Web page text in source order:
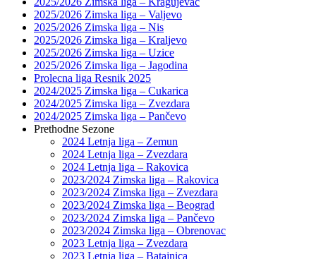
2025/2026 Zimska liga – Valjevo
2025/2026 Zimska liga – Nis
2025/2026 Zimska liga – Kraljevo
2025/2026 Zimska liga – Uzice
2025/2026 Zimska liga – Jagodina
Prolecna liga Resnik 2025
2024/2025 Zimska liga – Cukarica
2024/2025 Zimska liga – Zvezdara
2024/2025 Zimska liga – Pančevo
Prethodne Sezone
2024 Letnja liga – Zemun
2024 Letnja liga – Zvezdara
2024 Letnja liga – Rakovica
2023/2024 Zimska liga – Rakovica
2023/2024 Zimska liga – Zvezdara
2023/2024 Zimska liga – Beograd
2023/2024 Zimska liga – Pančevo
2023/2024 Zimska liga – Obrenovac
2023 Letnja liga – Zvezdara
2023 Letnja liga – Batajnica